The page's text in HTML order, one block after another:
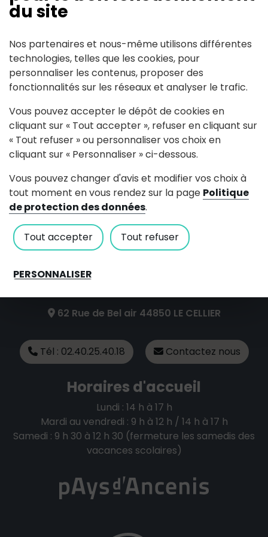
du site
Nos partenaires et nous-même utilisons différentes
technologies, telles que les cookies, pour
personnaliser les contenus, proposer des
fonctionnalités sur les réseaux et analyser le trafic.
Vous pouvez accepter le dépôt de cookies en
cliquant sur « Tout accepter », refuser en cliquant sur
« Tout refuser » ou personnaliser vos choix en
cliquant sur « Personnaliser » ci-dessous.
Vous pouvez changer d'avis et modifier vos choix à
tout moment en vous rendez sur la page Politique
de protection des données.
Tout accepter Tout refuser
PERSONNALISER
Contact
06 67 94 45 17
Voir le site internet
Facebook:
62 Rue de Bel air 44850 LE CELLIER
Tél : 02.40.25.40.18 Contactez nous
Horaires d'accueil
Lundi : 14 h à 17 h
Mardi au vendredi : 9 h à 12 h / 14 h à 17 h
Samedi : 9 h 30 à 12 h 30 (fermeture les samedis des
vacances scolaires)